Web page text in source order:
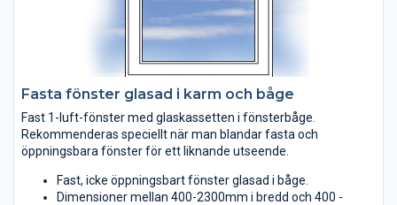
Fasta fönster glasad i karm och båge
Fast 1-luft-fönster med glaskassetten i fönsterbåge.
Rekommenderas speciellt när man blandar fasta och
öppningsbara fönster för ett liknande utseende.
Fast, icke öppningsbart fönster glasad i båge.
Dimensioner mellan 400-2300mm i bredd och 400 -